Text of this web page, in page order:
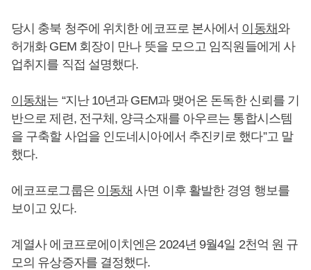
당시 충북 청주에 위치한 에코프로 본사에서 이동채 와
허개화 GEM 회장이 만나 뜻을 모으고 임직원들에게 사
업취지를 직접 설명했다.
이동채 는 “지난 10년과 GEM과 맺어온 돈독한 신뢰를 기
반으로 제련, 전구체, 양극소재를 아우르는 통합시스템
을 구축할 사업을 인도네시아에서 추진키로 했다”고 말
했다.
에코프로그룹은 이동채 사면 이후 활발한 경영 행보를
보이고 있다.
계열사 에코프로에이치엔은 2024년 9월4일 2천억 원 규
모의 유상증자를 결정했다.